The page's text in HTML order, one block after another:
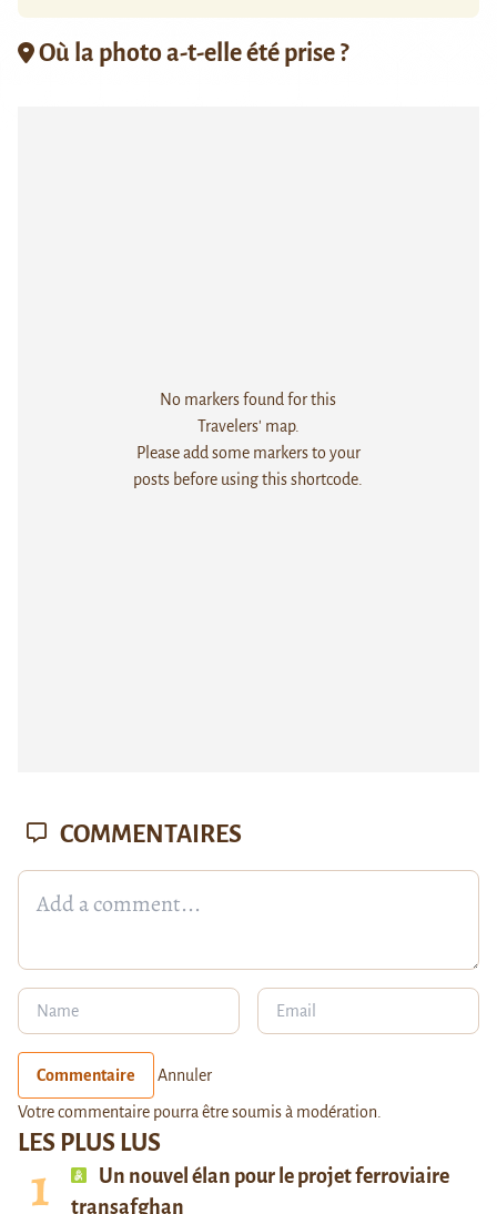
Où la photo a-t-elle été prise ?
No markers found for this
Travelers' map.
Please add some markers to your
posts before using this shortcode.
LES PLUS LUS
Un nouvel élan pour le projet ferroviaire
transafghan
COMMENTAIRES
Commentaire Annuler
Votre commentaire pourra être soumis à modération.